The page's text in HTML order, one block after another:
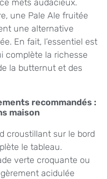
mets audacieux.
une Pale Ale fruitée
une alternative
En fait, l’essentiel est
complète la richesse
la butternut et des
recommandés :
maison
croustillant sur le bord
le tableau.
verte croquante ou
acidulée